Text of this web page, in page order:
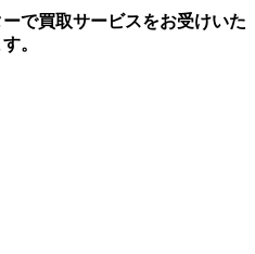
で買取サービスをお受けいた
。